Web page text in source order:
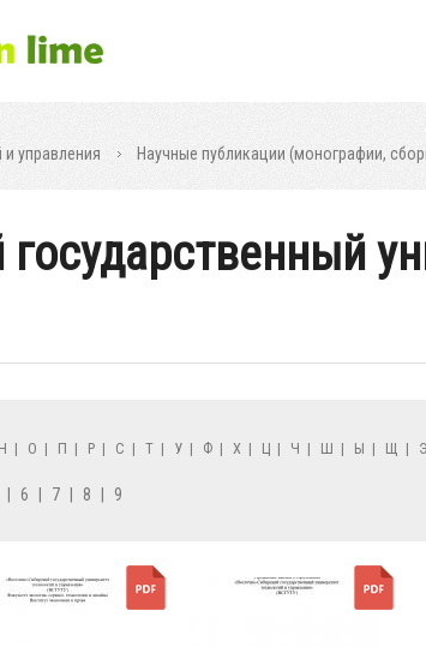
и управления Научные публикации (монографии,
Н | О | П | Р | С | Т | У | Ф | Х | Ц | Ч | Ш | Ы | Щ | Э
6 7 8 9